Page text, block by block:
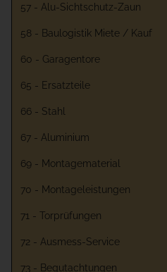
57 - Alu-Sichtschutz-Zaun
58 - Baulogistik Miete / Kauf
60 - Garagentore
65 - Ersatzteile
66 - Stahl
67 - Aluminium
69 - Montagematerial
70 - Montageleistungen
71 - Torprüfungen
72 - Ausmess-Service
73 - Begutachtungen